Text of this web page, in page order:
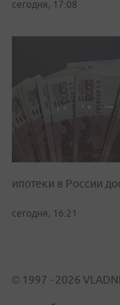
сегодня, 17:08
ипотеки в России
сегодня, 16:21
© 1997 - 2026